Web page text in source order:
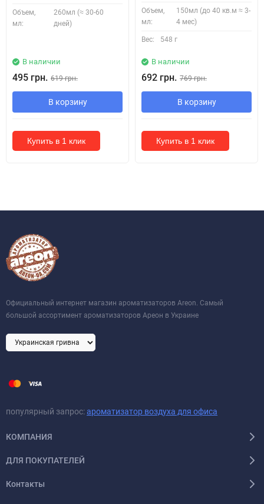
Объем,
мл:
260мл (≈ 30-60
дней)
В наличии
495 грн. 619 грн.
В корзину
Купить в 1 клик
Объем,
мл:
150мл (до 40 кв.м ≈ 3-
4 мес)
Вес: 548 г
В наличии
692 грн. 769 грн.
В корзину
Купить в 1 клик
Официальный интернет магазин ароматизаторов Areon. Самый
большой ассортимент ароматизаторов Ареон в Украине
популярный запрос:ароматизатор воздуха для офиса
КОМПАНИЯ
ДЛЯ ПОКУПАТЕЛЕЙ
Контакты